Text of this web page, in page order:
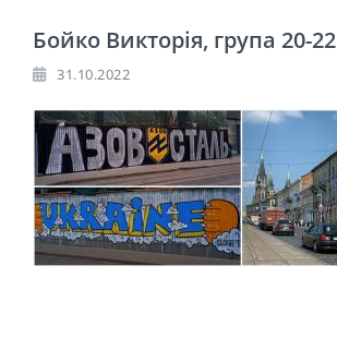
Бойко Викторія, група 20-22
31.10.2022